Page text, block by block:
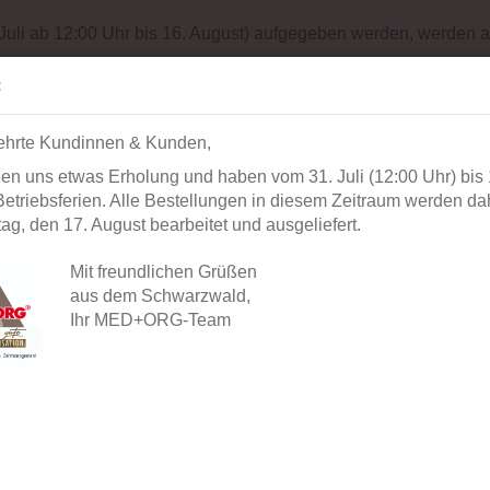
Kundinnen & Kunden,
uns etwas Erholung und haben vom 31. Juli (12:00 Uhr) bis
Alle Bestellungen in diesem Zeitraum werden
den 17. August bearbeitet und ausgeliefert.
Mit freundlichen Grüßen
aus dem Schwarzwald,
Ihr MED+ORG-Team
ab 12:00 Uhr bis 16. August) aufgegeben werden, werden
BÜROORGANISATION
Waschraumlösungen » Hygieneabfallbehälter »
(8 Liter)
Artikel in dieser Kategorie